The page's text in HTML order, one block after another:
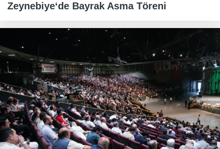
Zeynebiye‘de Bayrak Asma Töreni